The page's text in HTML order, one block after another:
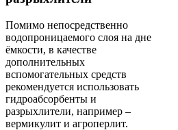
Помимо непосредственно
водопроницаемого слоя на дне
ёмкости, в качестве
дополнительных
вспомогательных средств
рекомендуется использовать
гидроабсорбенты и
разрыхлители, например –
вермикулит и агроперлит.